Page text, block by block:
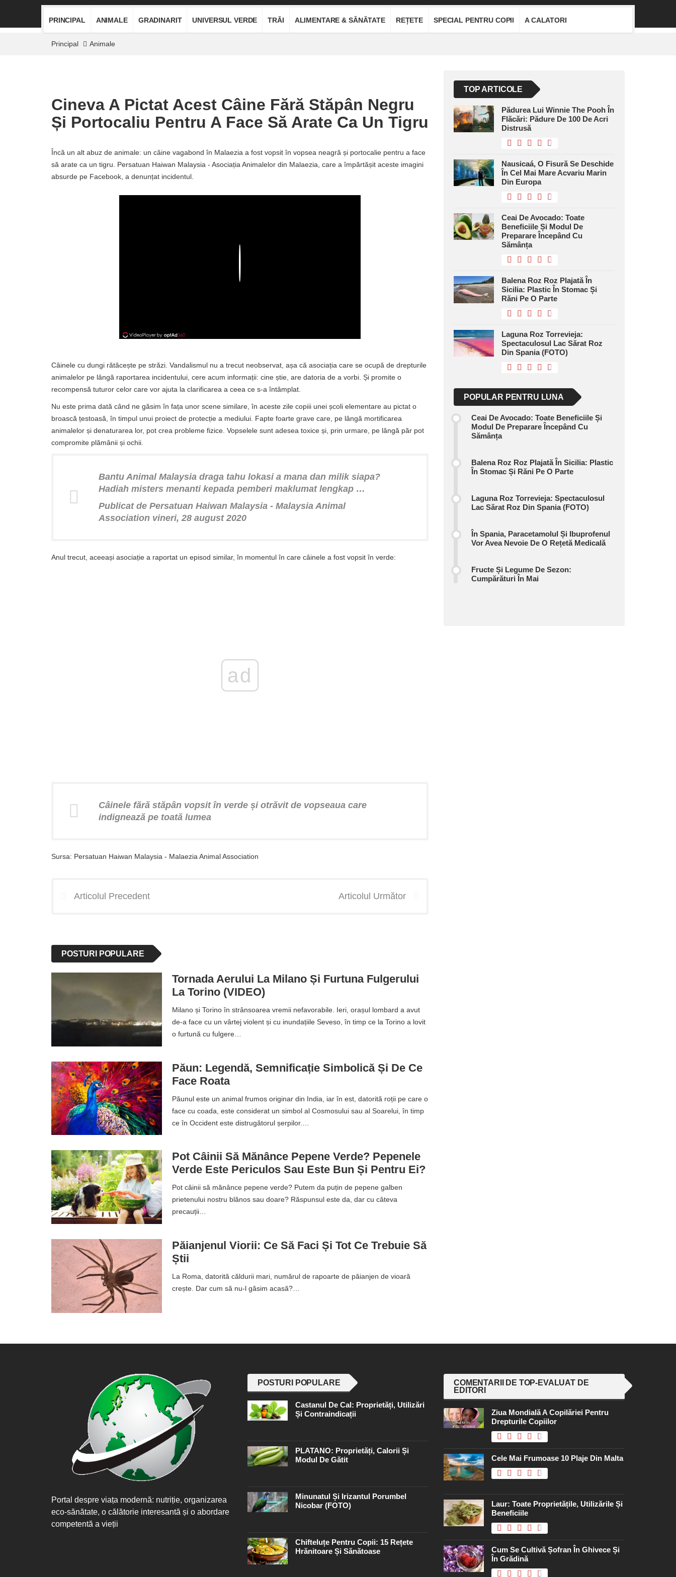
PRINCIPAL ANIMALE GRADINARIT UNIVERSUL VERDE TRĂI ALIMENTARE & SĂNĂTATE REȚETE SPECIAL PENTRU COPII A CALATORI
Principal Animale
Cineva A Pictat Acest Câine Fără Stăpân Negru
Și Portocaliu Pentru A Face Să Arate Ca Un Tigru
Încă un alt abuz de animale: un câine vagabond în Malaezia a fost vopsit în vopsea neagră și portocalie pentru a face
să arate ca un tigru. Persatuan Haiwan Malaysia - Asociația Animalelor din Malaezia, care a împărtășit aceste imagini
absurde pe Facebook, a denunțat incidentul.
Câinele cu dungi rătăcește pe străzi. Vandalismul nu a trecut neobservat, așa că asociația care se ocupă de drepturile
animalelor pe lângă raportarea incidentului, cere acum informații: cine știe, are datoria de a vorbi. Și promite o
recompensă tuturor celor care vor ajuta la clarificarea a ceea ce s-a întâmplat.
Nu este prima dată când ne găsim în fața unor scene similare, în aceste zile copiii unei școli elementare au pictat o
broască țestoasă, în timpul unui proiect de protecție a mediului. Fapte foarte grave care, pe lângă mortificarea
animalelor și denaturarea lor, pot crea probleme fizice. Vopselele sunt adesea toxice și, prin urmare, pe lângă păr pot
compromite plămânii și ochii.
Bantu Animal Malaysia draga tahu lokasi a mana dan milik siapa?
Hadiah misters menanti kepada pemberi maklumat lengkap …
Publicat de Persatuan Haiwan Malaysia - Malaysia Animal
Association vineri, 28 august 2020
Anul trecut, aceeași asociație a raportat un episod similar, în momentul în care câinele a fost vopsit în verde:
ad
Câinele fără stăpân vopsit în verde și otrăvit de vopseaua care
indignează pe toată lumea
Sursa: Persatuan Haiwan Malaysia - Malaezia Animal Association
Articolul Precedent Articolul Următor
POSTURI POPULARE
Tornada Aerului La Milano Și Furtuna Fulgerului
La Torino (VIDEO)
Milano și Torino în strânsoarea vremii nefavorabile. Ieri, orașul lombard a avut
de-a face cu un vârtej violent și cu inundațiile Seveso, în timp ce la Torino a lovit
o furtună cu fulgere…
Păun: Legendă, Semnificație Simbolică Și De Ce
Face Roata
Păunul este un animal frumos originar din India, iar în est, datorită roții pe care o
face cu coada, este considerat un simbol al Cosmosului sau al Soarelui, în timp
ce în Occident este distrugătorul șerpilor.…
Pot Câinii Să Mănânce Pepene Verde? Pepenele
Verde Este Periculos Sau Este Bun Și Pentru Ei?
Pot câinii să mănânce pepene verde? Putem da puțin de pepene galben
prietenului nostru blănos sau doare? Răspunsul este da, dar cu câteva
precauții…
Păianjenul Viorii: Ce Să Faci Și Tot Ce Trebuie Să
Știi
La Roma, datorită căldurii mari, numărul de rapoarte de păianjen de vioară
crește. Dar cum să nu-l găsim acasă?…
TOP ARTICOLE
Pădurea Lui Winnie The Pooh În
Flăcări: Pădure De 100 De Acri
Distrusă
Nausicaá, O Fisură Se Deschide
În Cel Mai Mare Acvariu Marin
Din Europa
Ceai De Avocado: Toate
Beneficiile Și Modul De
Preparare Începând Cu
Sămânța
Balena Roz Roz Plajată În
Sicilia: Plastic În Stomac Și
Răni Pe O Parte
Laguna Roz Torrevieja:
Spectaculosul Lac Sărat Roz
Din Spania (FOTO)
POPULAR PENTRU LUNA
Ceai De Avocado: Toate Beneficiile Și
Modul De Preparare Începând Cu
Sămânța
Balena Roz Roz Plajată În Sicilia: Plastic
În Stomac Și Răni Pe O Parte
Laguna Roz Torrevieja: Spectaculosul
Lac Sărat Roz Din Spania (FOTO)
În Spania, Paracetamolul Și Ibuprofenul
Vor Avea Nevoie De O Rețetă Medicală
Fructe Și Legume De Sezon:
Cumpărături În Mai
Portal despre viața modernă: nutriție, organizarea
eco-sănătate, o călătorie interesantă și o abordare
competentă a vieții
POSTURI POPULARE
Castanul De Cal: Proprietăți, Utilizări
Și Contraindicații
PLATANO: Proprietăți, Calorii Și
Modul De Gătit
Minunatul Și Irizantul Porumbel
Nicobar (FOTO)
Chifteluțe Pentru Copii: 15 Rețete
Hrănitoare Și Sănătoase
COMENTARII DE TOP-EVALUAT DE
EDITORI
Ziua Mondială A Copilăriei Pentru
Drepturile Copiilor
Cele Mai Frumoase 10 Plaje Din Malta
Laur: Toate Proprietățile, Utilizările Și
Beneficiile
Cum Se Cultivă Șofran În Ghivece Și
În Grădină